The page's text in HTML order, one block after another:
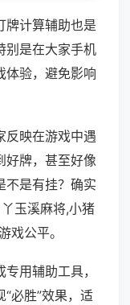
牌计算辅助也是
别是在大家手机
体验，避免影响
反映在游戏中遇
好牌，甚至好像
不是有挂？确实
玉溪麻将,小猪
戏公平。
用辅助工具，
必胜”效果，适